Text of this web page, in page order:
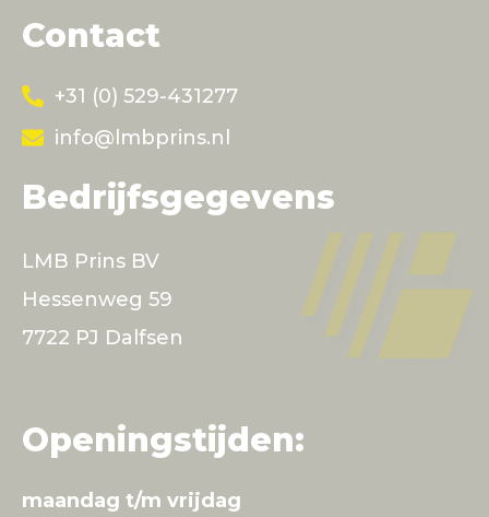
Contact
+31 (0) 529-431277
info@lmbprins.nl
Bedrijfsgegevens
LMB Prins BV
Hessenweg 59
7722 PJ Dalfsen
Openingstijden:
maandag t/m vrijdag